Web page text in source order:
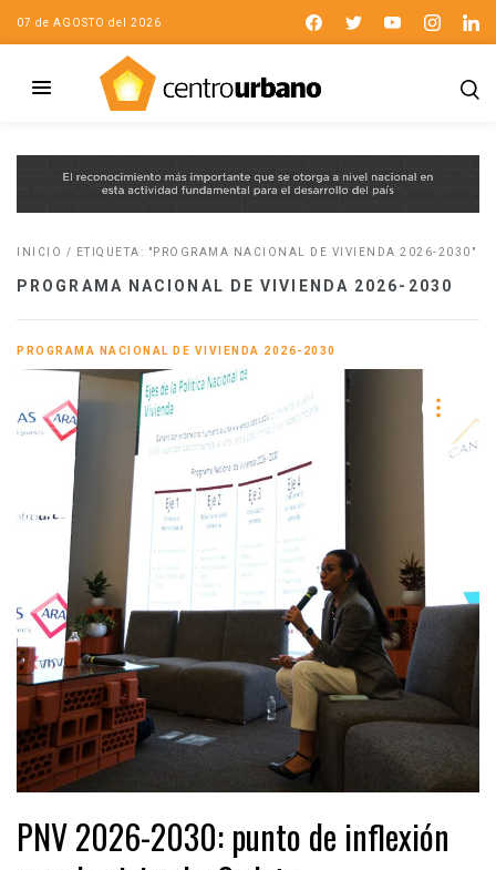
07 de AGOSTO del 2026
INICIO / ETIQUETA: "PROGRAMA NACIONAL DE VIVIENDA 2026-2030"
PROGRAMA NACIONAL DE VIVIENDA 2026-2030
PROGRAMA NACIONAL DE VIVIENDA 2026-2030
PNV 2026-2030: punto de inflexión